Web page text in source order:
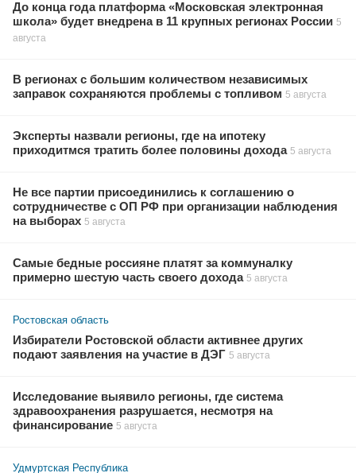
До конца года платформа «Московская электронная
школа» будет внедрена в 11 крупных регионах России 5
августа
В регионах с большим количеством независимых
заправок сохраняются проблемы с топливом 5 августа
Эксперты назвали регионы, где на ипотеку
приходитмся тратить более половины дохода 5 августа
Не все партии присоединились к соглашению о
сотрудничестве с ОП РФ при организации наблюдения
на выборах 5 августа
Самые бедные россияне платят за коммуналку
примерно шестую часть своего дохода 5 августа
Ростовская область
Избиратели Ростовской области активнее других
подают заявления на участие в ДЭГ 5 августа
Исследование выявило регионы, где система
здравоохранения разрушается, несмотря на
финансирование 5 августа
Удмуртская Республика